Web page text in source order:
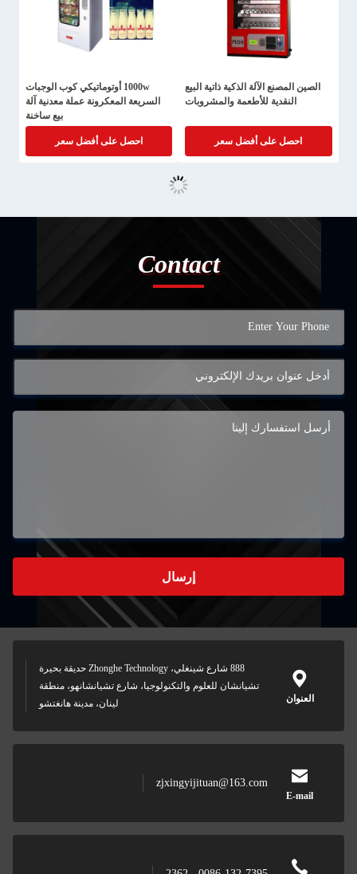
الصين المصنع الآلة الذكية ذاتية البيع
النقدية للأطعمة والمشروبات
احصل على أفضل سعر
1000w أوتوماتيكي كوب الوجبات
السريعة المعكرونة عملة معدنية آلة
بيع ساخنة
احصل على أفضل سعر
Contact
إرسال
العنوان
888 شارع شينغلي، Zhonghe Technology حديقة بحيرة
تشيانشان للعلوم والتكنولوجيا، شارع تشيانشانهو، منطقة
لينان، مدينة هانغتشو
E-mail
zjxingyijituan@163.com